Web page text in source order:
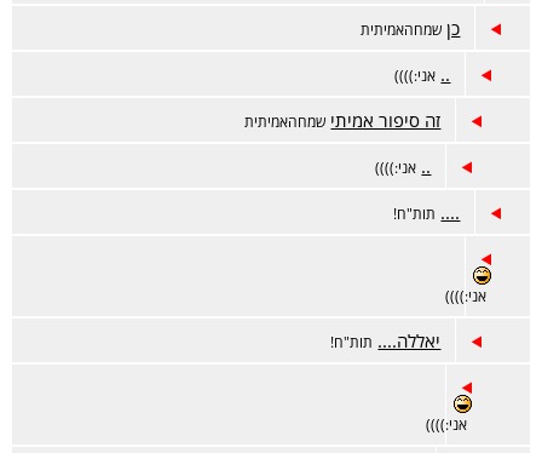
כן שמחהאמיתית
.. אני:))))
זה סיפור אמיתי שמחהאמיתית
.. אני:))))
.... תות"ח!
אני:))))
יאללה.... תות"ח!
אני:))))